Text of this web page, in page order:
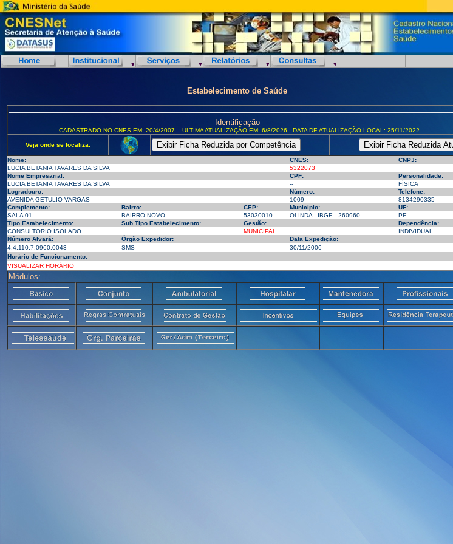
Estabelecimento de Saúde
Identificação
CADASTRADO NO CNES EM: 20/4/2007 ULTIMA ATUALIZAÇÃO EM: 6/8/2026 DATA DE ATUALIZAÇÃO LOCAL: 25/11/2022
Veja onde se localiza:
Nome: CNES:
CNPJ:
LUCIA BETANIA TAVARES DA SILVA
5322073
Nome Empresarial:
CPF:
Personalidade:
LUCIA BETANIA TAVARES DA SILVA
--
FÍSICA
Logradouro:
Número:
Telefone:
AVENIDA GETULIO VARGAS
1009
8134290335
Complemento:
Bairro: CEP: Município:
UF:
SALA 01
BAIRRO NOVO 53030010 OLINDA - IBGE - 260960
PE
Tipo Estabelecimento:
Sub Tipo Estabelecimento: Gestão:
Dependência:
CONSULTORIO ISOLADO
MUNICIPAL
INDIVIDUAL
Número Alvará:
Órgão Expedidor:
Data Expedição:
4.4.110.7.0960.0043
SMS
30/11/2006
Horário de Funcionamento:
VISUALIZAR HORÁRIO
Módulos: